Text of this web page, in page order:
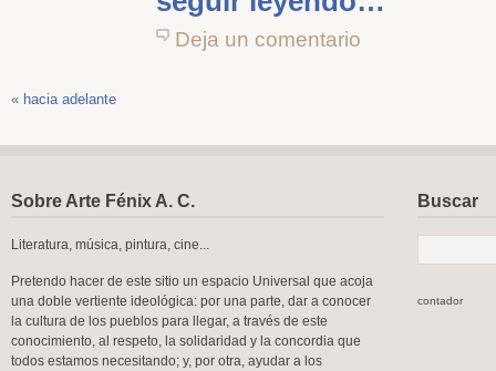
Deja un comentario
« hacia adelante
Sobre Arte Fénix A. C.
Literatura, música, pintura, cine...
Pretendo hacer de este sitio un espacio Universal que acoja
una doble vertiente ideológica: por una parte, dar a conocer
la cultura de los pueblos para llegar, a través de este
conocimiento, al respeto, la solidaridad y la concordia que
todos estamos necesitando; y, por otra, ayudar a los
Buscar
contador